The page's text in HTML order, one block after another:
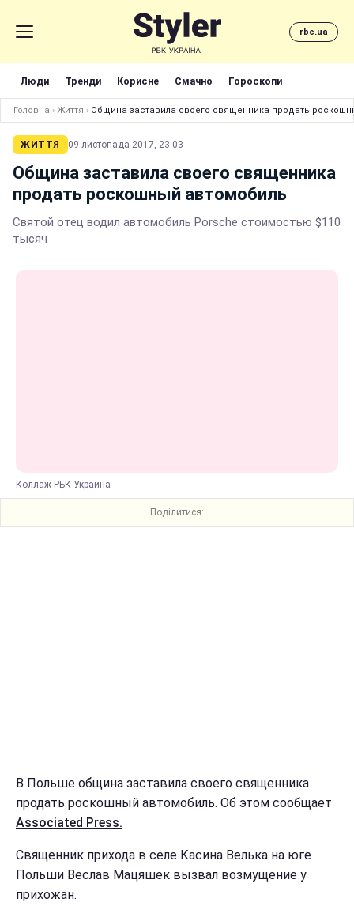
rbc.ua
Люди Тренди Корисне Смачно Гороскопи
Головна › Життя › Община заставила своего священника продать
ЖИТТЯ 09 листопада 2017, 23:03
Община заставила своего священника
продать роскошный автомобиль
Святой отец водил автомобиль Porsche стоимостью $110
тысяч
Коллаж РБК-Украина
Поділитися:
В Польше община заставила своего священника
продать роскошный автомобиль. Об этом сообщает
Associated Press.
Священник прихода в селе Касина Велька на юге
Польши Веслав Мацяшек вызвал возмущение у
прихожан.